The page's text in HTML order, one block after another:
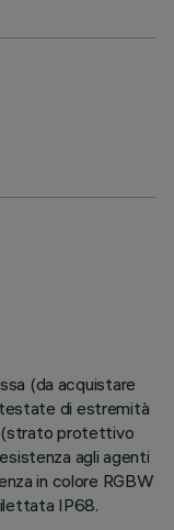
(da acquistare
testate di estremità
(strato protettivo
agli agenti
in colore RGBW
IP68.